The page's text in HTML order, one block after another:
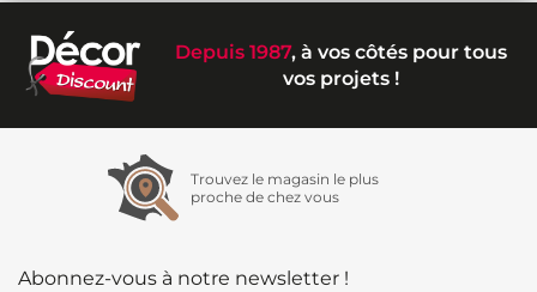
Depuis 1987, à vos côtés pour tous
vos projets !
Trouvez le magasin le plus
proche de chez vous
Abonnez-vous à notre newsletter !